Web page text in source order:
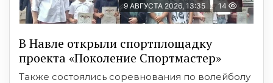
9 АВГУСТА 2026, 13:35 14
В Навле открыли спортплощадку
проекта «Поколение Спортмастер»
Также состоялись соревнования по волейболу